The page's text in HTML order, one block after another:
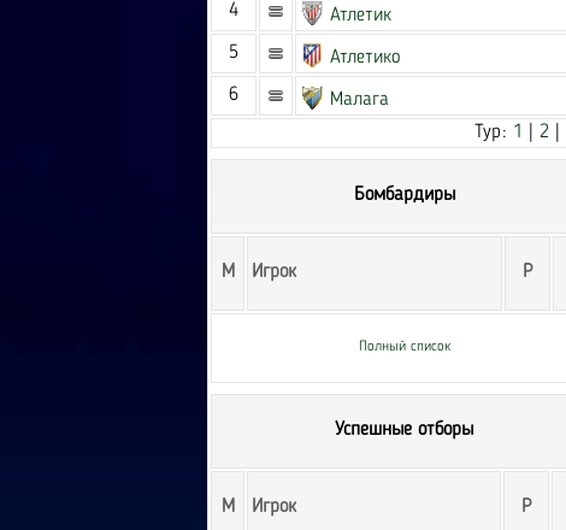
4 Атлетик
5 Атлетико
6 Малага
Тур: 1 2|
Бомбардиры
М Игрок Р
Полный список
Успешные отборы
М Игрок Р